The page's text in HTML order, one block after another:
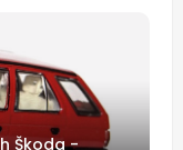
Škoda -